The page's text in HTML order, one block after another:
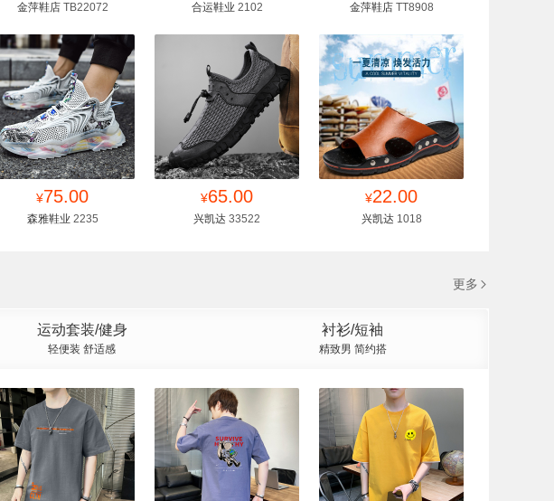
金萍鞋店TB22072 合运鞋业 2102 金萍鞋店TT8908
找同款 收藏
¥75.00
森雅鞋业 2235
找同款 收藏
¥65.00
兴凯达 33522
找同款 收藏
¥22.00
兴凯达1018
更多
运动套装/健身
轻便装 舒适感
衬衫/短袖
精致男 简约搭